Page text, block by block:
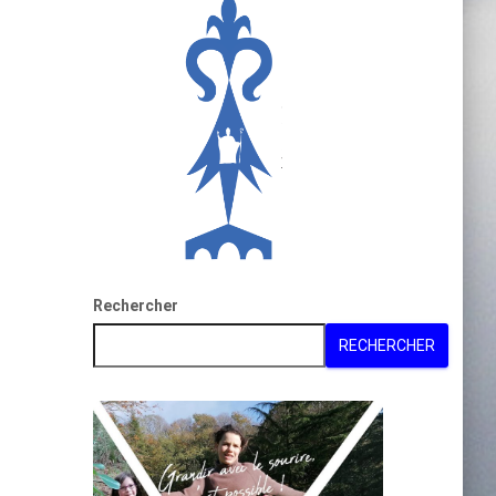
Rechercher
RECHERCHER